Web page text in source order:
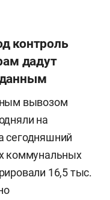
контроль
дадут
вывозом
на
сегодняшний
коммунальных
16,5 тыс.